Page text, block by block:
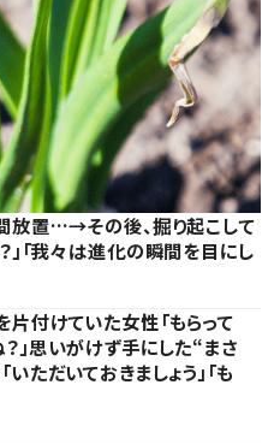
放置…→その後、掘り起こして
「我々は進化の瞬間を目にし
付けていた女性「もらって
」思いがけず手にした“まさ
ただいておきましょう」「も